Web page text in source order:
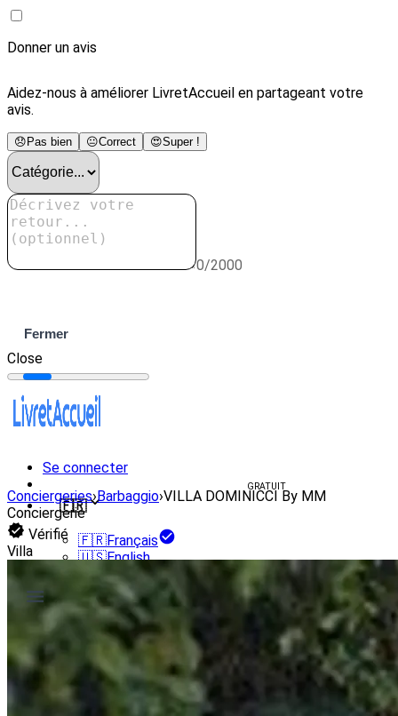
Donner un avis
Aidez-nous à améliorer LivretAccueil en partageant votre
avis.
😞 Pas bien 😐Correct 😍Super !
0/2000
Fermer
Close
Se connecter
GRATUIT
🇫🇷
🇫🇷Français
🇺🇸English
Conciergeries›Barbaggio›VILLA DOMINICCI By MM
Conciergerie
Vérifié
Villa